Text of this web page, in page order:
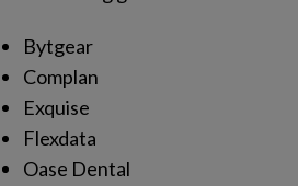
Bytgear
Complan
Exquise
Flexdata
Oase Dental